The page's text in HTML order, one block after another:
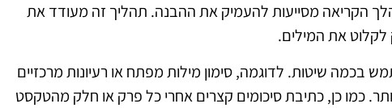
הקריאה מסייעות להעמיק את ההבנה. תהליך זה מעודד את
את המילים.
בכמה שיטות. לדוגמה, סימון מילות מפתח או רעיונות מרכזיים
כמו כן, כתיבת סיכומים קצרים אחרי כל פרק או חלק מהטקסט